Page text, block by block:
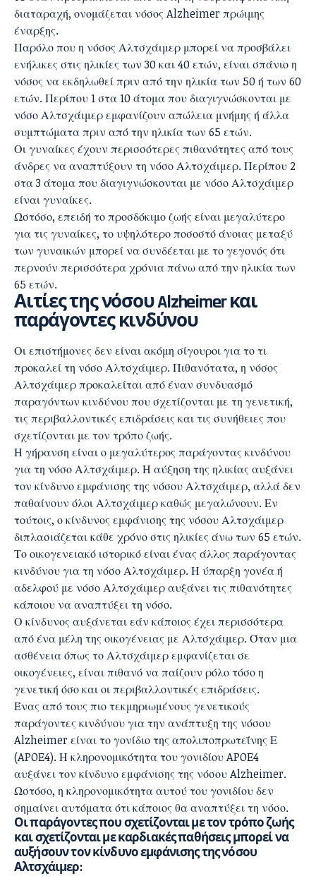
διαταραχή, ονομάζεται νόσος Alzheimer πρώιμης
έναρξης.
Παρόλο που η νόσος Αλτσχάιμερ μπορεί να προσβάλει
ενήλικες στις ηλικίες των 30 και 40 ετών, είναι σπάνιο η
νόσος να εκδηλωθεί πριν από την ηλικία των 50 ή των 60
ετών. Περίπου 1 στα 10 άτομα που διαγιγνώσκονται με
νόσο Αλτσχάιμερ εμφανίζουν απώλεια μνήμης ή άλλα
συμπτώματα πριν από την ηλικία των 65 ετών.
Οι γυναίκες έχουν περισσότερες πιθανότητες από τους
άνδρες να αναπτύξουν τη νόσο Αλτσχάιμερ. Περίπου 2
στα 3 άτομα που διαγιγνώσκονται με νόσο Αλτσχάιμερ
είναι γυναίκες.
Ωστόσο, επειδή το προσδόκιμο ζωής είναι μεγαλύτερο
για τις γυναίκες, το υψηλότερο ποσοστό άνοιας μεταξύ
των γυναικών μπορεί να συνδέεται με το γεγονός ότι
περνούν περισσότερα χρόνια πάνω από την ηλικία των
65 ετών.
Αιτίες της νόσου Alzheimerκαι
παράγοντες κινδύνου
Οι επιστήμονες δεν είναι ακόμη σίγουροι για το τι
προκαλεί τη νόσο Αλτσχάιμερ. Πιθανότατα, η νόσος
Αλτσχάιμερ προκαλείται από έναν συνδυασμό
παραγόντων κινδύνου που σχετίζονται με τη γενετική,
τις περιβαλλοντικές επιδράσεις και τις συνήθειες που
σχετίζονται με τον τρόπο ζωής.
Η γήρανση είναι ο μεγαλύτερος παράγοντας κινδύνου
για τη νόσο Αλτσχάιμερ. Η αύξηση της ηλικίας αυξάνει
τον κίνδυνο εμφάνισης της νόσου Αλτσχάιμερ, αλλά δεν
παθαίνουν όλοι Αλτσχάιμερ καθώς μεγαλώνουν. Εν
τούτοις, ο κίνδυνος εμφάνισης της νόσου Αλτσχάιμερ
διπλασιάζεται κάθε χρόνο στις ηλικίες άνω των 65 ετών.
Το οικογενειακό ιστορικό είναι ένας άλλος παράγοντας
κινδύνου για τη νόσο Αλτσχάιμερ. Η ύπαρξη γονέα ή
αδελφού με νόσο Αλτσχάιμερ αυξάνει τις πιθανότητες
κάποιου να αναπτύξει τη νόσο.
Ο κίνδυνος αυξάνεται εάν κάποιος έχει περισσότερα
από ένα μέλη της οικογένειας με Αλτσχάιμερ. Όταν μια
ασθένεια όπως το Αλτσχάιμερ εμφανίζεται σε
οικογένειες, είναι πιθανό να παίζουν ρόλο τόσο η
γενετική όσο και οι περιβαλλοντικές επιδράσεις.
Ένας από τους πιο τεκμηριωμένους γενετικούς
παράγοντες κινδύνου για την ανάπτυξη της νόσου
Alzheimer είναι το γονίδιο της απολιποπρωτεΐνης Ε
(APOE4). Η κληρονομικότητα του γονιδίου APOE4
αυξάνει τον κίνδυνο εμφάνισης της νόσου Alzheimer.
Ωστόσο, η κληρονομικότητα αυτού του γονιδίου δεν
σημαίνει αυτόματα ότι κάποιος θα αναπτύξει τη νόσο.
Οι παράγοντες που σχετίζονται με τον τρόπο ζωής
και σχετίζονται με καρδιακές παθήσεις μπορεί να
αυξήσουν τον κίνδυνο εμφάνισης της νόσου
Αλτσχάιμερ: